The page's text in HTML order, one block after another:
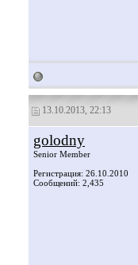
13.10.2013, 22:13
golodny
Senior Member
Регистрация: 26.10.2010
Сообщений: 2,435